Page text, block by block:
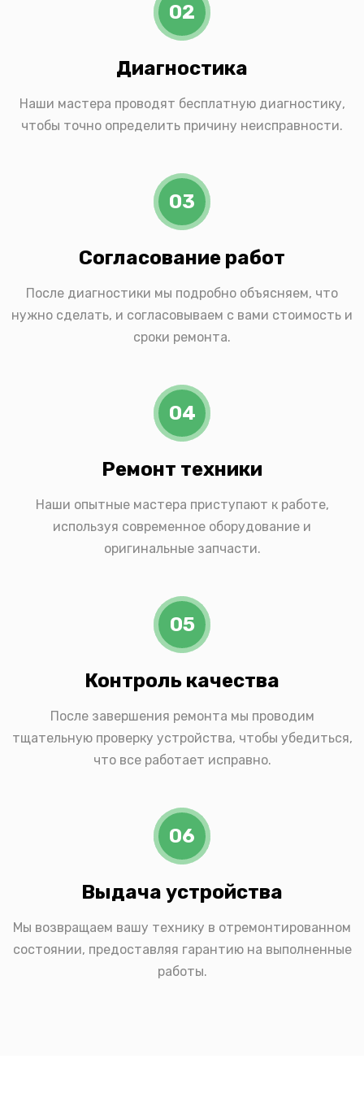
02
Диагностика
Наши мастера проводят бесплатную диагностику,
чтобы точно определить причину неисправности.
03
Согласование работ
После диагностики мы подробно объясняем, что
нужно сделать, и согласовываем с вами стоимость и
сроки ремонта.
04
Ремонт техники
Наши опытные мастера приступают к работе,
используя современное оборудование и
оригинальные запчасти.
05
Контроль качества
После завершения ремонта мы проводим
тщательную проверку устройства, чтобы убедиться,
что все работает исправно.
06
Выдача устройства
Мы возвращаем вашу технику в отремонтированном
состоянии, предоставляя гарантию на выполненные
работы.